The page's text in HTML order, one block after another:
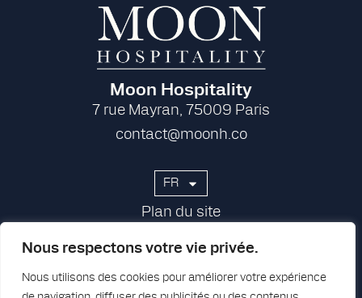
Nous respectons votre vie privée.
Nous utilisons des cookies pour améliorer votre expérience
Moon Hospitality
7 rue Mayran, 75009 Paris
contact@moonh.co
FR
Plan du site
Groupe